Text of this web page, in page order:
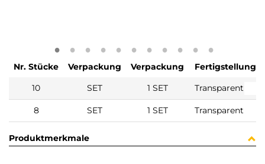
Nr. Stücke Verpackung Verpackung
Fertigstellung
10
SET 1 SET Transparent
8 SET 1 SET Transparent
Produktmerkmale